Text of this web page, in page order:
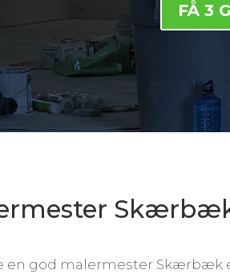
FÅ 3
en god malermester Skærbæk